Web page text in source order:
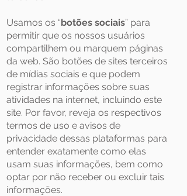
Usamos os “botões sociais” para
permitir que os nossos usuários
compartilhem ou marquem páginas
da web. São botões de sites terceiros
de mídias sociais e que podem
registrar informações sobre suas
atividades na internet, incluindo este
site. Por favor, reveja os respectivos
termos de uso e avisos de
privacidade dessas plataformas para
entender exatamente como elas
usam suas informações, bem como
optar por não receber ou excluir tais
informações.